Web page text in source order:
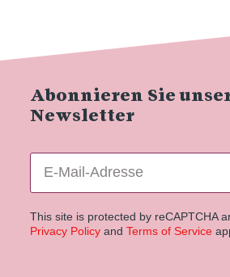
Abonnieren Sie
Newsletter
This site is protected by reCAPTCHA
Privacy Policyand Terms of Service